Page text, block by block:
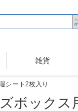
雑貨
シート2枚入り
ボックス